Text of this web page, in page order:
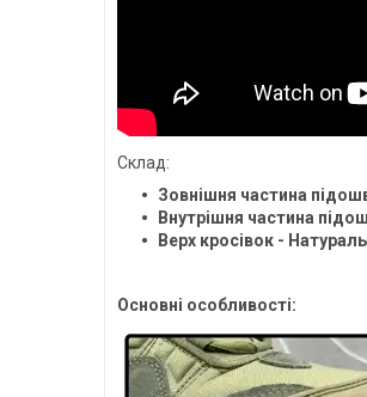
Склад:
Зовнішня частина
Внутрішня частина
Верх кросівок -
Основні особливості: